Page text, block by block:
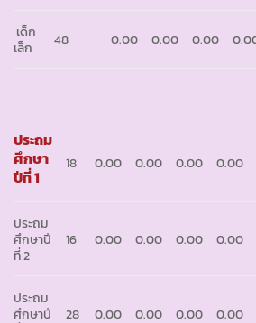
เด็ก
เล็ก
48 0.00 0.00 0.00
ประถม
ศึกษา
ปีที่ 1
18 0.00 0.00 0.00 0.00
ประถม
ศึกษาปี
ที่ 2
16 0.00 0.00 0.00 0.00
ประถม
ศึกษาปี
28 0.00 0.00 0.00 0.00